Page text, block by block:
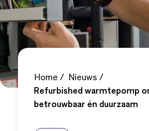
Home
Nieuws
Refurbished warmtepomp
betrouwbaar én duurzaam